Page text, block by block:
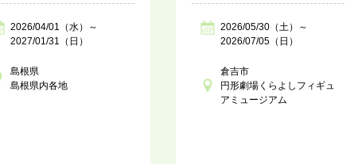
2026/04/01（水）～
2027/01/31（日）
島根県
島根県内各地
2026/05/30（土）～
2026/07/05（日）
倉吉市
円形劇場くらよしフィギュ
アミュージアム